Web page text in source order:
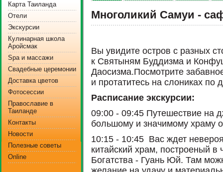
Карта Таиланда
Отели
Экскурсии
Кулинарная школа
Аройсмак
Spa и массажи
Свадебные церемонии
Доставка цветов
Фотосессии
Православие в
Таиланде
Контакты
Новости
Полезные советы
Online
Многоликий Самуи -
Вы увидите остров с разных
к Святыням Буддизма и
Даосизма.Посмотрите
и протатитесь на слониках по
Расписание экскурсии:
09:00 - 09:45 Путешествие на
большому и значимому храму
10:15 - 10:45 Вас ждет
китайский храм, построеный в
Богатства - Гуань Юй. Там